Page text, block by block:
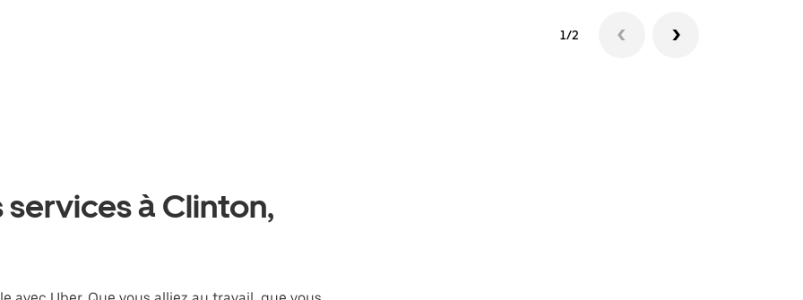
1/2
à Clinton,